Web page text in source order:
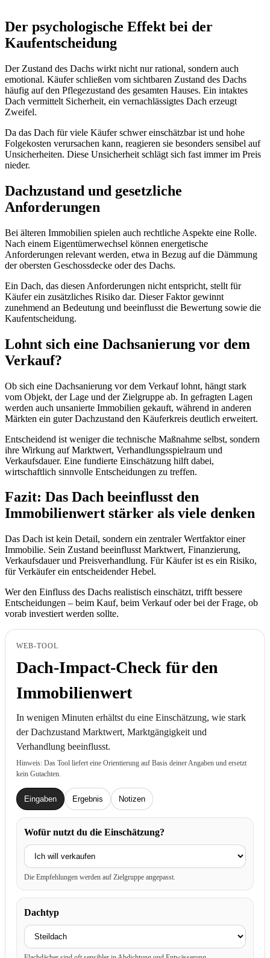
Der psychologische Effekt bei der
Kaufentscheidung
Der Zustand des Dachs wirkt nicht nur rational, sondern auch
emotional. Käufer schließen vom sichtbaren Zustand des Dachs
häufig auf den Pflegezustand des gesamten Hauses. Ein intaktes
Dach vermittelt Sicherheit, ein vernachlässigtes Dach erzeugt
Zweifel.
Da das Dach für viele Käufer schwer einschätzbar ist und hohe
Folgekosten verursachen kann, reagieren sie besonders sensibel auf
Unsicherheiten. Diese Unsicherheit schlägt sich fast immer im Preis
nieder.
Dachzustand und gesetzliche
Anforderungen
Bei älteren Immobilien spielen auch rechtliche Aspekte eine Rolle.
Nach einem Eigentümerwechsel können energetische
Anforderungen relevant werden, etwa in Bezug auf die Dämmung
der obersten Geschossdecke oder des Dachs.
Ein Dach, das diesen Anforderungen nicht entspricht, stellt für
Käufer ein zusätzliches Risiko dar. Dieser Faktor gewinnt
zunehmend an Bedeutung und beeinflusst die Bewertung sowie die
Kaufentscheidung.
Lohnt sich eine Dachsanierung vor dem
Verkauf?
Ob sich eine Dachsanierung vor dem Verkauf lohnt, hängt stark
vom Objekt, der Lage und der Zielgruppe ab. In gefragten Lagen
werden auch unsanierte Immobilien gekauft, während in anderen
Märkten ein guter Dachzustand den Käuferkreis deutlich erweitert.
Entscheidend ist weniger die technische Maßnahme selbst, sondern
ihre Wirkung auf Marktwert, Verhandlungsspielraum und
Verkaufsdauer. Eine fundierte Einschätzung hilft dabei,
wirtschaftlich sinnvolle Entscheidungen zu treffen.
Fazit: Das Dach beeinflusst den
Immobilienwert stärker als viele denken
Das Dach ist kein Detail, sondern ein zentraler Wertfaktor einer
Immobilie. Sein Zustand beeinflusst Marktwert, Finanzierung,
Verkaufsdauer und Preisverhandlung. Für Käufer ist es ein Risiko,
für Verkäufer ein entscheidender Hebel.
Wer den Einfluss des Dachs realistisch einschätzt, trifft bessere
Entscheidungen – beim Kauf, beim Verkauf oder bei der Frage, ob
vorab investiert werden sollte.
WEB-TOOL
Dach-Impact-Check für den
Immobilienwert
In wenigen Minuten erhältst du eine Einschätzung, wie stark
der Dachzustand Marktwert, Marktgängigkeit und
Verhandlung beeinflusst.
Hinweis: Das Tool liefert eine Orientierung auf Basis deiner Angaben und ersetzt
kein Gutachten.
Eingaben Ergebnis Notizen
Wofür nutzt du die Einschätzung?
Die Empfehlungen werden auf Zielgruppe angepasst.
Dachtyp